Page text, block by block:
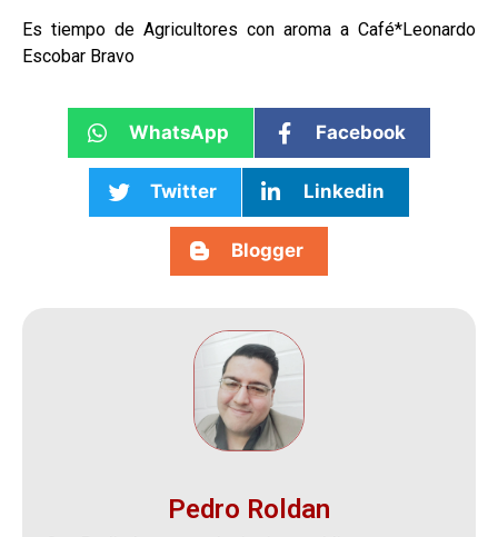
Es tiempo de Agricultores con aroma a Café*Leonardo
Escobar Bravo
WhatsApp Facebook
Twitter Linkedin
Blogger
Pedro Roldan